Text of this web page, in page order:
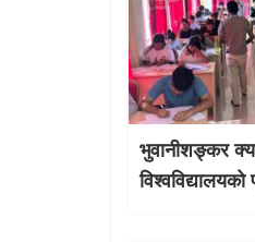
भुवानीशङ्कर
विश्वविद्यालयको